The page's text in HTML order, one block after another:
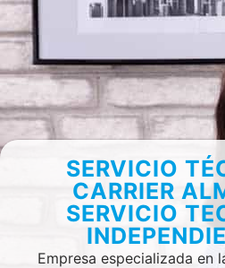
SERVICIO
CARRIER
SERVICIO
Empresa especializada en